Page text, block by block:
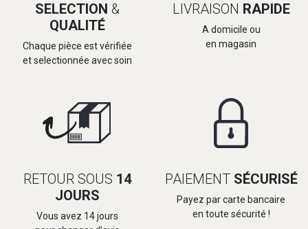
SELECTION &
QUALITÉ
Chaque pièce est vérifiée
et selectionnée avec soin
LIVRAISON RAPIDE
A domicile ou
en magasin
RETOUR SOUS 14
JOURS
Vous avez 14 jours
PAIEMENT SÉCURISÉ
Payez par carte bancaire
en toute sécurité !